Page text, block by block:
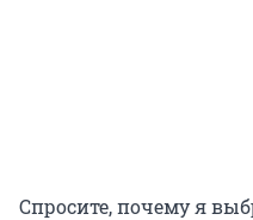
Спросите, почему я